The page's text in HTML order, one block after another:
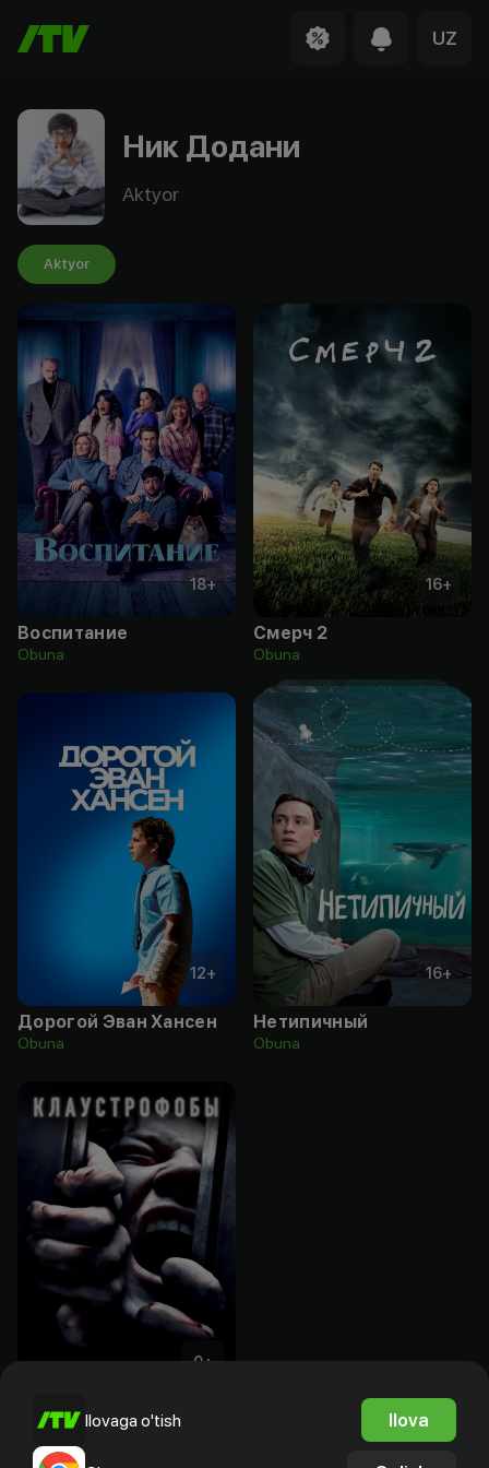
UZ
Ник Додани
Aktyor
Aktyor
18+
Воспитание
Obuna
16+
Смерч 2
Obuna
12+
Дорогой Эван Хансен
Obuna
16+
Нетипичный
Obuna
0+
Клаустрофобы
Obuna
Ilovaga o'tish Ilova